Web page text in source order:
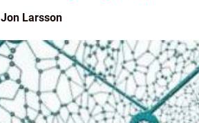
Jon Larsson